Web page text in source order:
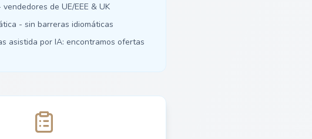
de UE/EEE & UK
- sin barreras idiomáticas
asistida por IA: encontramos ofertas